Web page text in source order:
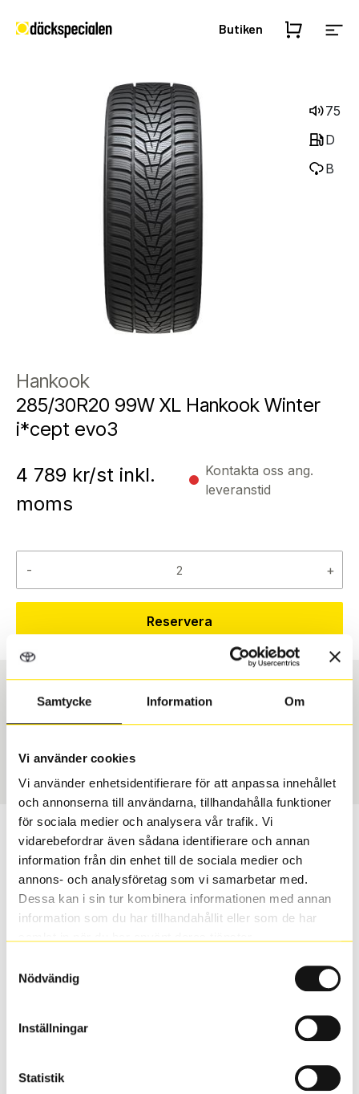
Samtycke Information Om
Vi använder cookies
Vi använder enhetsidentifierare för att anpassa innehållet
och annonserna till användarna, tillhandahålla funktioner
för sociala medier och analysera vår trafik. Vi
vidarebefordrar även sådana identifierare och annan
information från din enhet till de sociala medier och
annons- och analysföretag som vi samarbetar med.
Dessa kan i sin tur kombinera informationen med annan
information som du har tillhandahållit eller som de har
Nödvändig
Inställningar
Statistik
Butiken
75
D
B
Hankook
285/30R20 99W XL Hankook Winter
i*cept evo3
4 789 kr/st inkl.
moms
Kontakta oss ang.
leveranstid
- +
Reservera
Däcktyp
Vinter
Däckstorlek
285/30 R 20 99W
1421
Passar detta däck min bil?
Ange registreringsnummer för att se om det däck du
valt passar din bilmodell. Om du köper däck som skall
sättas på dina befintliga fälgar, se till att kolla en extra
inte vara samma dimension som bilen hade ut från